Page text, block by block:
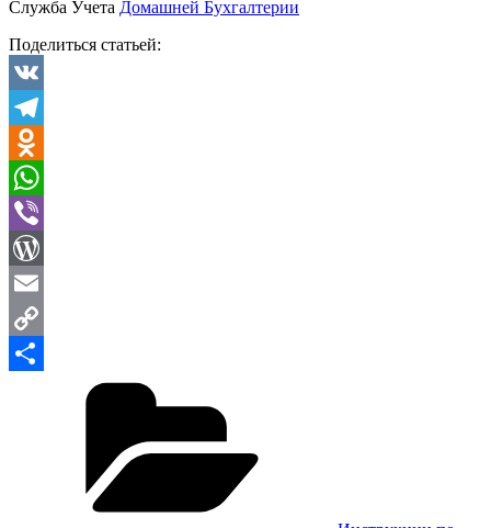
Служба Учета Домашней Бухгалтерии
Поделиться статьей:
VK
Telegram
Odnoklassniki
WhatsApp
Viber
WordPress
Email
Copy
Отправить